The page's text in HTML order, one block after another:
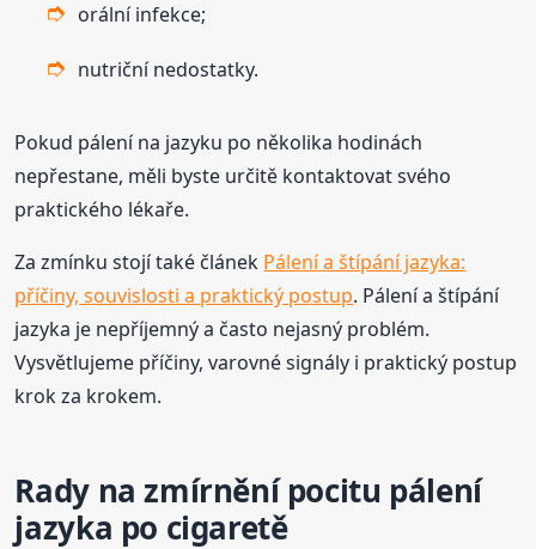
orální infekce;
nutriční nedostatky.
Pokud pálení na jazyku po několika hodinách
nepřestane, měli byste určitě kontaktovat svého
praktického lékaře.
Za zmínku stojí také článek Pálení a štípání jazyka:
příčiny, souvislosti a praktický postup. Pálení a štípání
jazyka je nepříjemný a často nejasný problém.
Vysvětlujeme příčiny, varovné signály i praktický postup
krok za krokem.
Rady na zmírnění pocitu pálení
jazyka po cigaretě